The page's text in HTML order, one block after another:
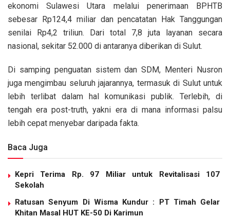
ekonomi Sulawesi Utara melalui penerimaan BPHTB
sebesar Rp124,4 miliar dan pencatatan Hak Tanggungan
senilai Rp4,2 triliun. Dari total 7,8 juta layanan secara
nasional, sekitar 52.000 di antaranya diberikan di Sulut.
Di samping penguatan sistem dan SDM, Menteri Nusron
juga mengimbau seluruh jajarannya, termasuk di Sulut untuk
lebih terlibat dalam hal komunikasi publik. Terlebih, di
tengah era post-truth, yakni era di mana informasi palsu
lebih cepat menyebar daripada fakta.
Baca Juga
Kepri Terima Rp. 97 Miliar untuk Revitalisasi 107
Sekolah
Ratusan Senyum Di Wisma Kundur : PT Timah Gelar
Khitan Masal HUT KE-50 Di Karimun